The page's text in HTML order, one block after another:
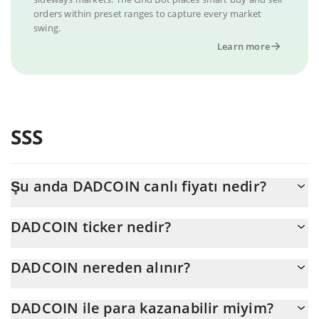
orders within preset ranges to capture every market
swing.
Learn more
SSS
Şu anda DADCOIN canlı fiyatı nedir?
0,000005'dır
DADCOIN ticker nedir?
DADCOIN nereden alınır?
satın alabilirsiniz. Ve DADCOIN ticareti yapmanın en iyi yolu bir
DADCOIN ile para kazanabilir miyim?